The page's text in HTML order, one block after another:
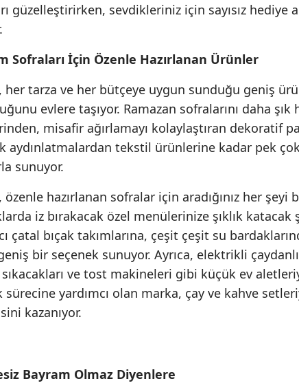
güzelleştirirken, sevdikleriniz için sayısız
Sofraları İçin Özenle Hazırlanan Ürünler
her tarza ve her bütçeye uygun sunduğu geniş
evlere taşıyor. Ramazan sofralarını daha
misafir ağırlamayı kolaylaştıran dekoratif
aydınlatmalardan tekstil ürünlerine kadar pek
sunuyor.
özenle hazırlanan sofralar için aradığınız her şeyi
iz bırakacak özel menülerinize şıklık katacak
çatal bıçak takımlarına, çeşit çeşit su
bir seçenek sunuyor. Ayrıca, elektrikli
ve tost makineleri gibi küçük ev
sürecine yardımcı olan marka, çay ve kahve
kazanıyor.
Bayram Olmaz Diyenlere